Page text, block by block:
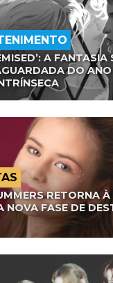
A
DO ANO
RETORNA
NOVA FASE DE